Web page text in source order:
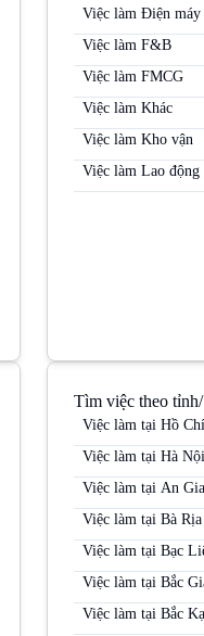
Việc làm Điện
Việc làm F&B
Việc làm FMCG
Việc làm Khác
Việc làm Kho vận
Việc làm Lao động
Tìm việc theo
Việc làm tại Hồ
Việc làm tại Hà Nội
Việc làm tại An
Việc làm tại Bà
Việc làm tại Bạc
Việc làm tại Bắc
Việc làm tại Bắc